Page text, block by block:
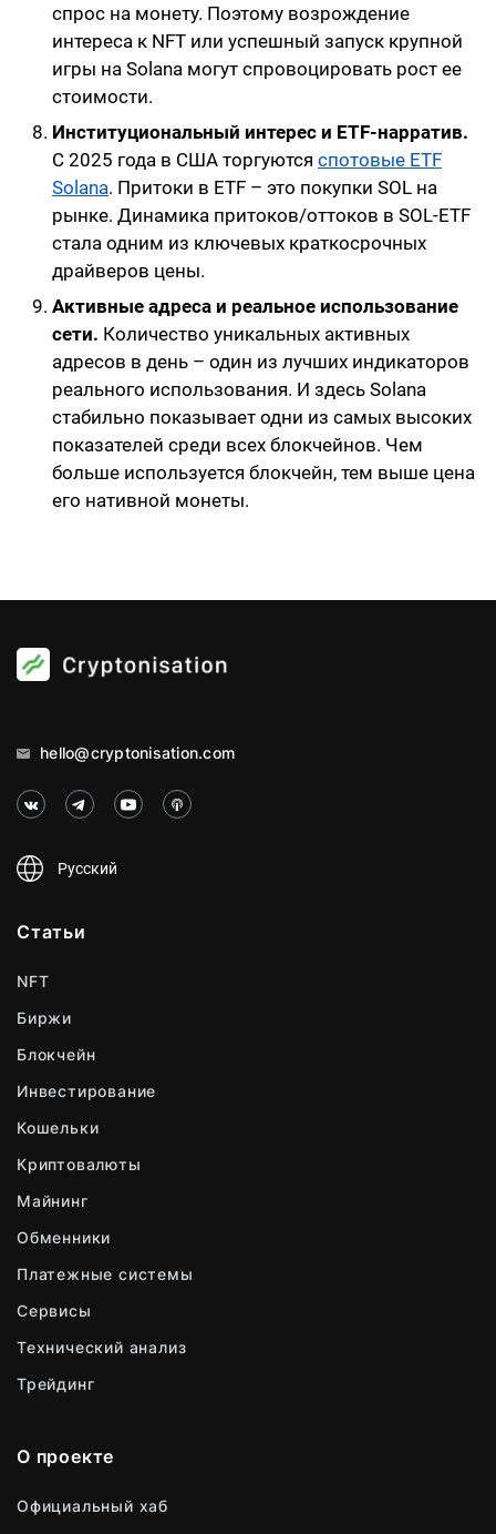
спрос на монету. Поэтому возрождение
интереса к NFT или успешный запуск крупной
игры на Solana могут спровоцировать рост ее
стоимости.
Институциональный интерес и ETF-нарратив.
С 2025 года в США торгуются спотовые ETF
Solana. Притоки в ETF – это покупки SOL на
рынке. Динамика притоков/оттоков в SOL-ETF
стала одним из ключевых краткосрочных
драйверов цены.
Активные адреса и реальное использование
сети. Количество уникальных активных
адресов в день – один из лучших индикаторов
реального использования. И здесь Solana
стабильно показывает одни из самых высоких
показателей среди всех блокчейнов. Чем
больше используется блокчейн, тем выше цена
его нативной монеты.
hello@cryptonisation.com
Русский
Статьи
NFT
Биржи
Блокчейн
Инвестирование
Кошельки
Криптовалюты
Майнинг
Обменники
Платежные системы
Сервисы
Технический анализ
Трейдинг
О проекте
Официальный хаб